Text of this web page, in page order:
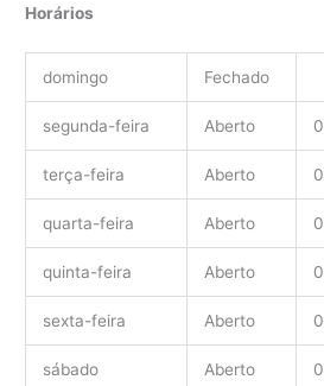
Horários
domingo Fechado
segunda-feira Aberto
terça-feira Aberto
quarta-feira Aberto
quinta-feira Aberto
sexta-feira Aberto
sábado Aberto